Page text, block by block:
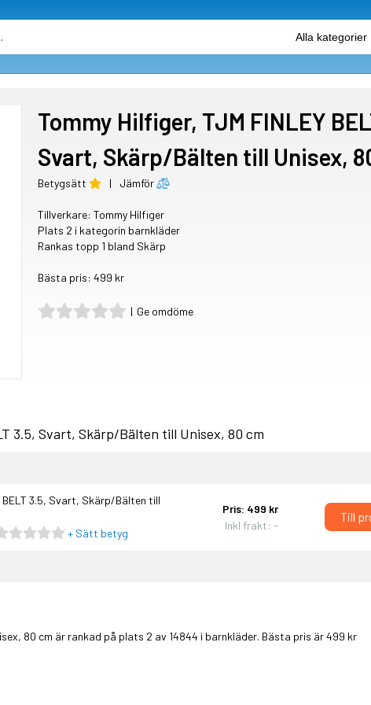
Tommy Hilfiger, TJM FINLEY
Svart, Skärp/Bälten till Unisex,
Betygsätt | Jämför
Tillverkare: Tommy Hilfiger
Plats 2 i kategorin barnkläder
Rankas topp 1 bland Skärp
Bästa pris: 499 kr
| Ge omdöme
3.5, Svart, Skärp/Bälten till Unisex, 80 cm
BELT 3.5, Svart, Skärp/Bälten till
+ Sätt betyg
Pris: 499 kr
Inkl frakt: -
Till
80 cm är rankad på plats 2 av 14844 i barnkläder. Bästa pris är 499 kr